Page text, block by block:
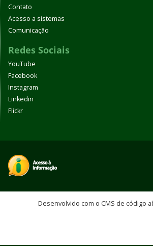
Contato
Acesso a sistemas
Comunicação
Redes Sociais
YouTube
Facebook
Instagram
Linkedin
Flickr
Desenvolvido com o CMS de código